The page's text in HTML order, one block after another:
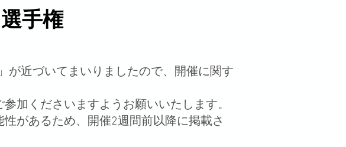
手権
が近づいてまいりましたので、開催に関す
加くださいますようお願いいたします。
があるため、開催2週間前以降に掲載さ